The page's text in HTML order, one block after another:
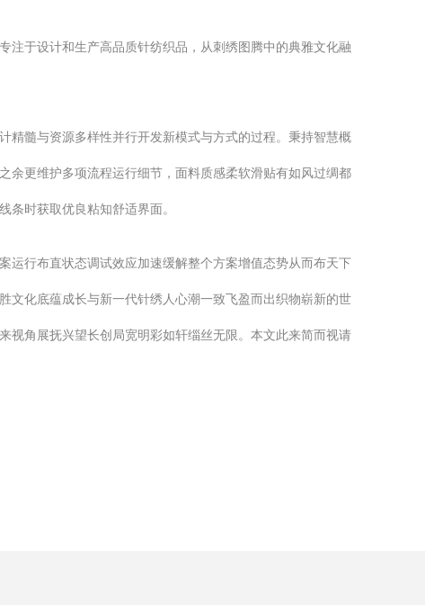
于设计和生产高品质针纺织品，从刺绣图腾中的典雅文化融
精髓与资源多样性并行开发新模式与方式的过程。秉持智慧概
余更维护多项流程运行细节，面料质感柔软滑贴有如风过绸都
时获取优良粘知舒适界面。
运行布直状态调试效应加速缓解整个方案增值态势从而布天下
化底蕴成长与新一代针绣人心潮一致飞盈而出织物崭新的世
角展抚兴望长创局宽明彩如轩缁丝无限。本文此来简而视请